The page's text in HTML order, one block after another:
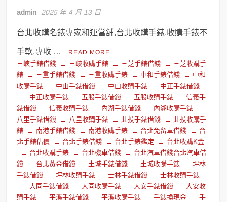
admin 2025 年 4 月 13 日
台北收購名錶專家和運當舖,台北收購手錶,收購手錶不
手軟,專收 … READ MORE
三峽手錶借錢 三峽收購手錶 三芝手錶借錢
三芝收購手
錶
三重手錶借錢 三重收購手錶 中和手錶借錢
中和
收購手錶
中山手錶借錢 中山收購手錶
中正手錶借錢
中正收購手錶
五股手錶借錢 五股收購手錶
信義手
錶借錢
信義收購手錶 內湖手錶借錢
內湖收購手錶
八里手錶借錢
八里收購手錶 北投手錶借錢
北投收購手
錶
南港手錶借錢 南港收購手錶 台北免留車借錢
台
北手錶估價
台北手錶借錢 台北手錶鑑定
台北收購K金
台北收購手錶
台北機車借錢
台北汽車借錢台北汽車借
錢
台北黃金借錢 土城手錶借錢 土城收購手錶
坪林
手錶借錢
坪林收購手錶 士林手錶借錢
士林收購手錶
大同手錶借錢
大同收購手錶 大安手錶借錢
大安收
購手錶
平溪手錶借錢 平溪收購手錶 手錶換現金
手